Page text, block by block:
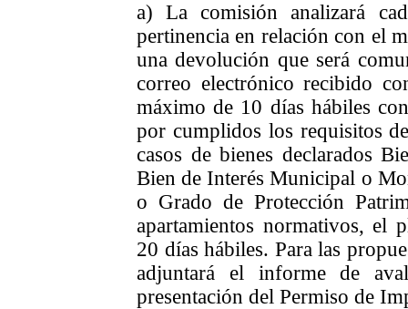
a) La comisión analizará
pertinencia en relación con el
una devolución que será
correo electrónico recibido
máximo de 10 días hábiles
por cumplidos los requisitos
casos de bienes declarados
Bien de Interés Municipal o
o Grado de Protección
apartamientos normativos, el
20 días hábiles. Para las
adjuntará el informe de
presentación del Permiso de